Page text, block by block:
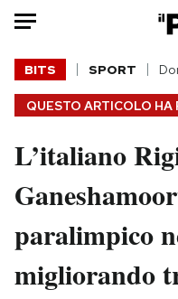
HOME
Italia
Politica
Tecnologia
Scienza
QUESTO ARTICOLO HA
BITS SPORT
L’italiano
paralimpico
migliorando